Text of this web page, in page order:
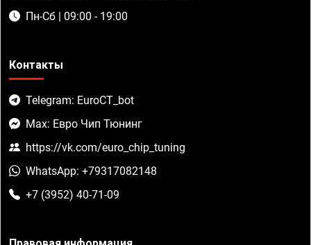
Пн-Сб | 09:00 - 19:00
Контакты
Telegram: EuroCT_bot
Max: Евро Чип Тюнинг
https://vk.com/euro_chip_tuning
WhatsApp: +79317082148
+7 (3952) 40-71-09